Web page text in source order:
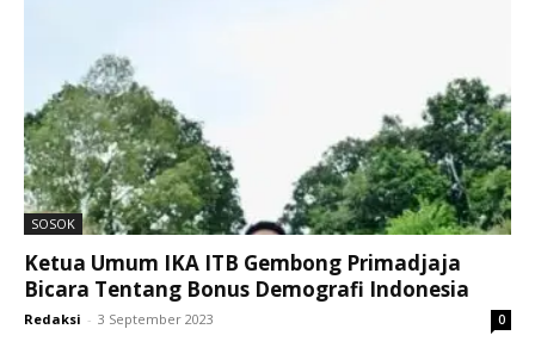
SOSOK
Ketua Umum IKA ITB Gembong Primadjaja
Bicara Tentang Bonus Demografi Indonesia
Redaksi - 3 September 2023 0